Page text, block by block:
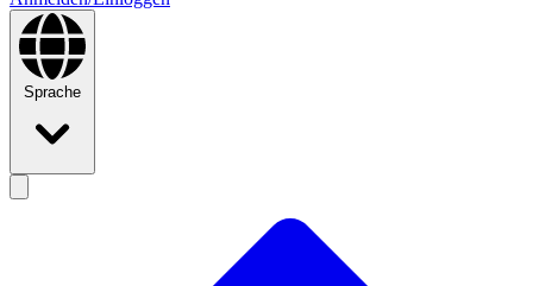
Sprache